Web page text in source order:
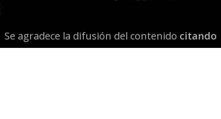
Se agradece la difusión del contenido citando
la fuente www.mapuexpress.org